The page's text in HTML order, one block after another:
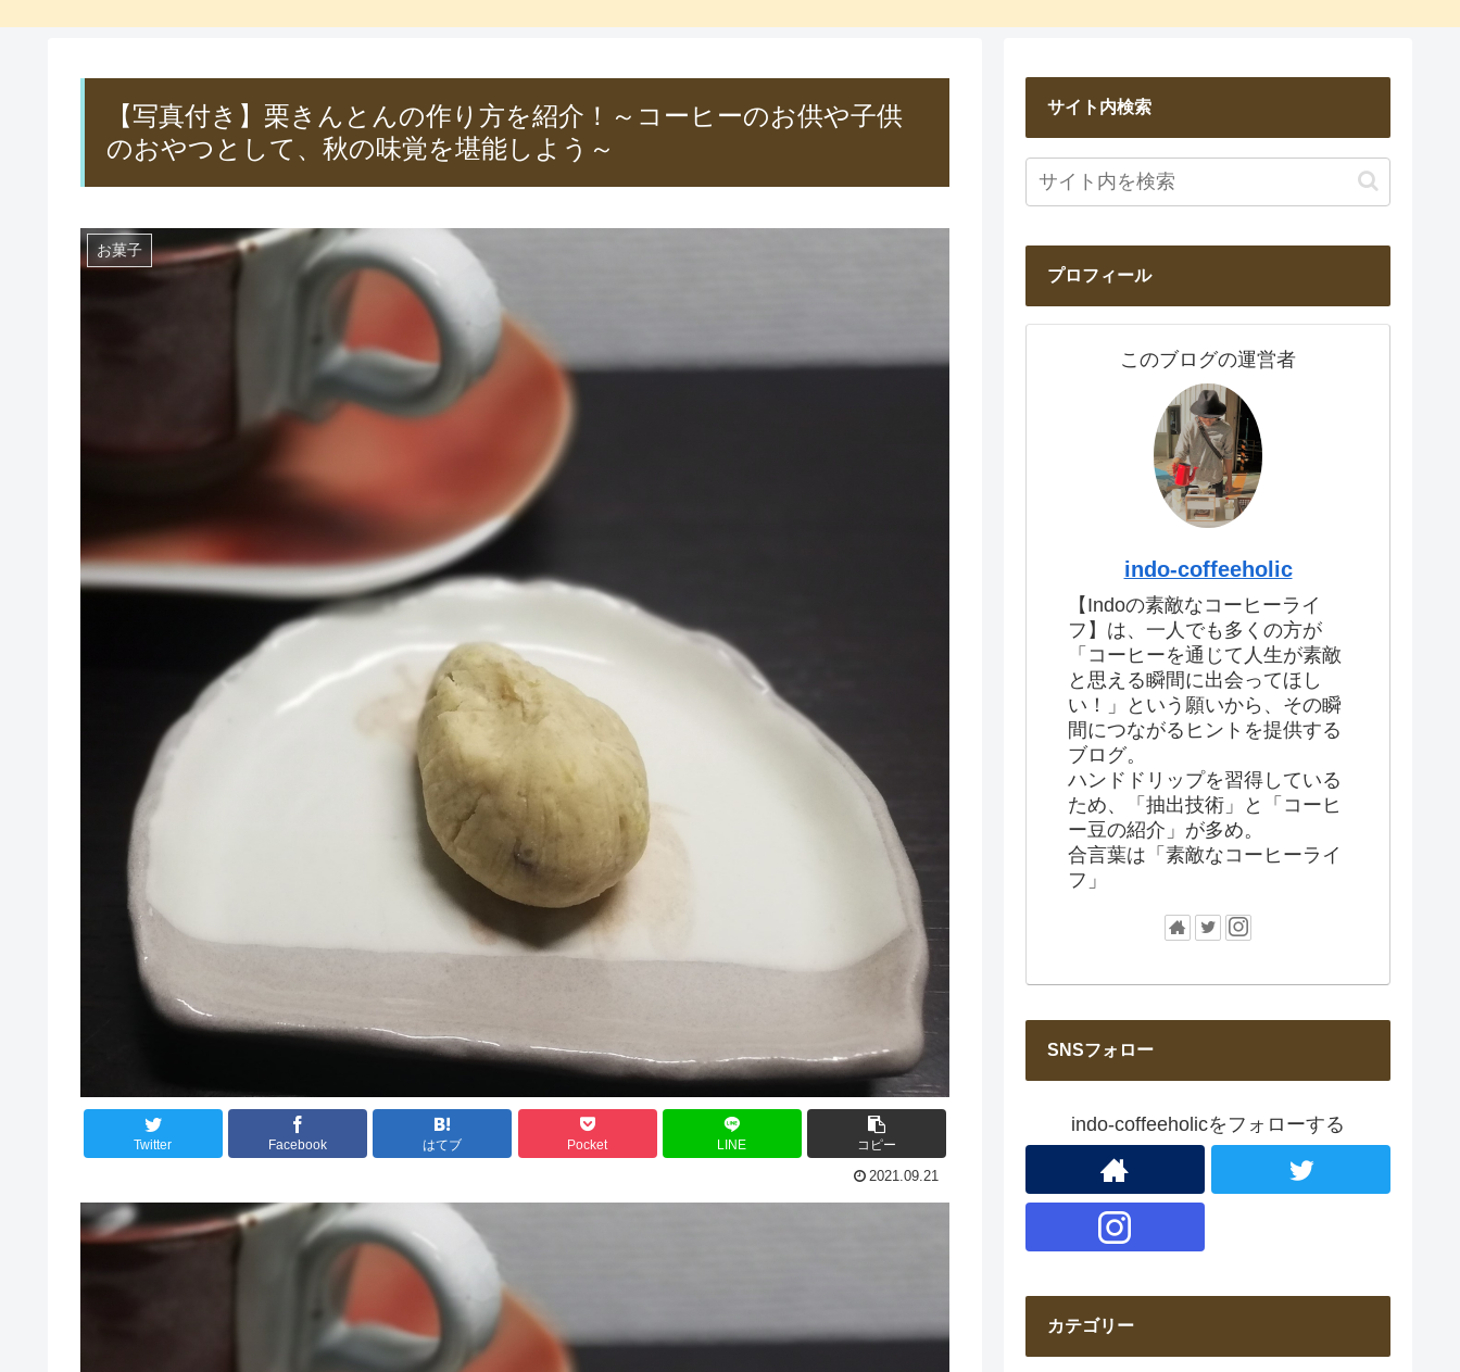
【写真付き】栗きんとんの作り方を紹介！～コーヒーのお供や子供
のおやつとして、秋の味覚を堪能しよう～
お菓子
Twitter Facebook はてブ Pocket LINE コピー
2021.09.21
サイト内検索
プロフィール
このブログの運営者
indo-coffeeholic
【Indoの素敵なコーヒーライ
フ】は、一人でも多くの方が
「コーヒーを通じて人生が素敵
と思える瞬間に出会ってほし
い！」という願いから、その瞬
間につながるヒントを提供する
ブログ。
ハンドドリップを習得している
ため、「抽出技術」と「コーヒ
ー豆の紹介」が多め。
合言葉は「素敵なコーヒーライ
フ」
SNSフォロー
indo-coffeeholicをフォローする
カテゴリー